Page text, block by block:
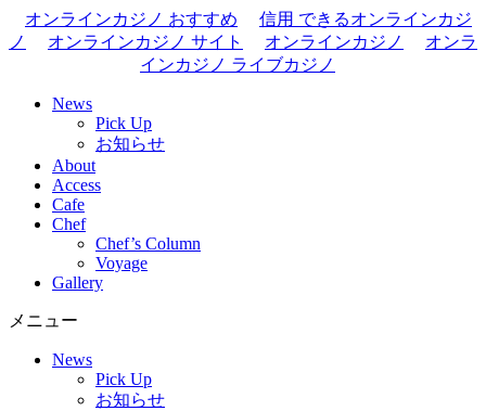
オンラインカジノ おすすめ
信用 できるオンラインカジ
ノ
オンラインカジノ サイト オンラインカジノ
オンラ
インカジノ ライブカジノ
News
Pick Up
お知らせ
About
Access
Cafe
Chef
Chef’s Column
Voyage
Gallery
メニュー
News
Pick Up
お知らせ